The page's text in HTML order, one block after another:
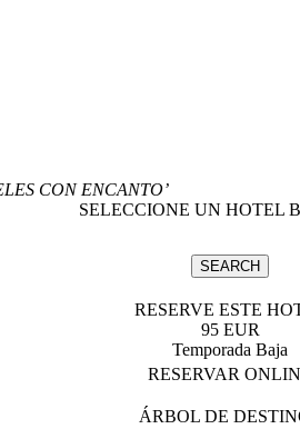
CON ENCANTO’
SELECCIONE UN HOTEL
RESERVE ESTE
95 EUR
Temporada Baja
RESERVAR
ÁRBOL DE